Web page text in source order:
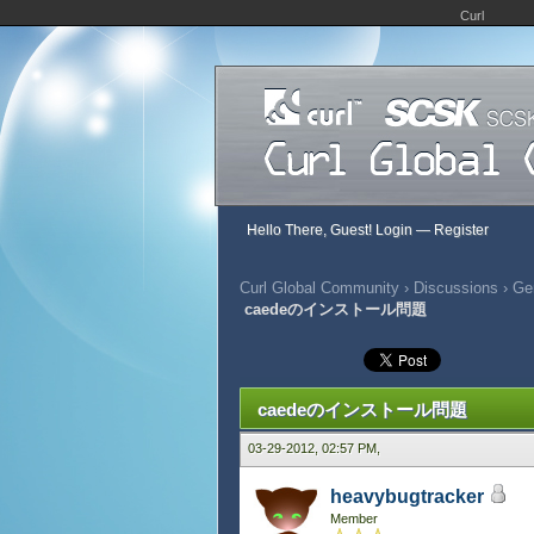
Curl
Hello There, Guest! Login — Register
Curl Global Community › Discussions ›
caedeのインストール問題
caedeのインストール問題
03-29-2012, 02:57 PM,
heavybugtracker
Member